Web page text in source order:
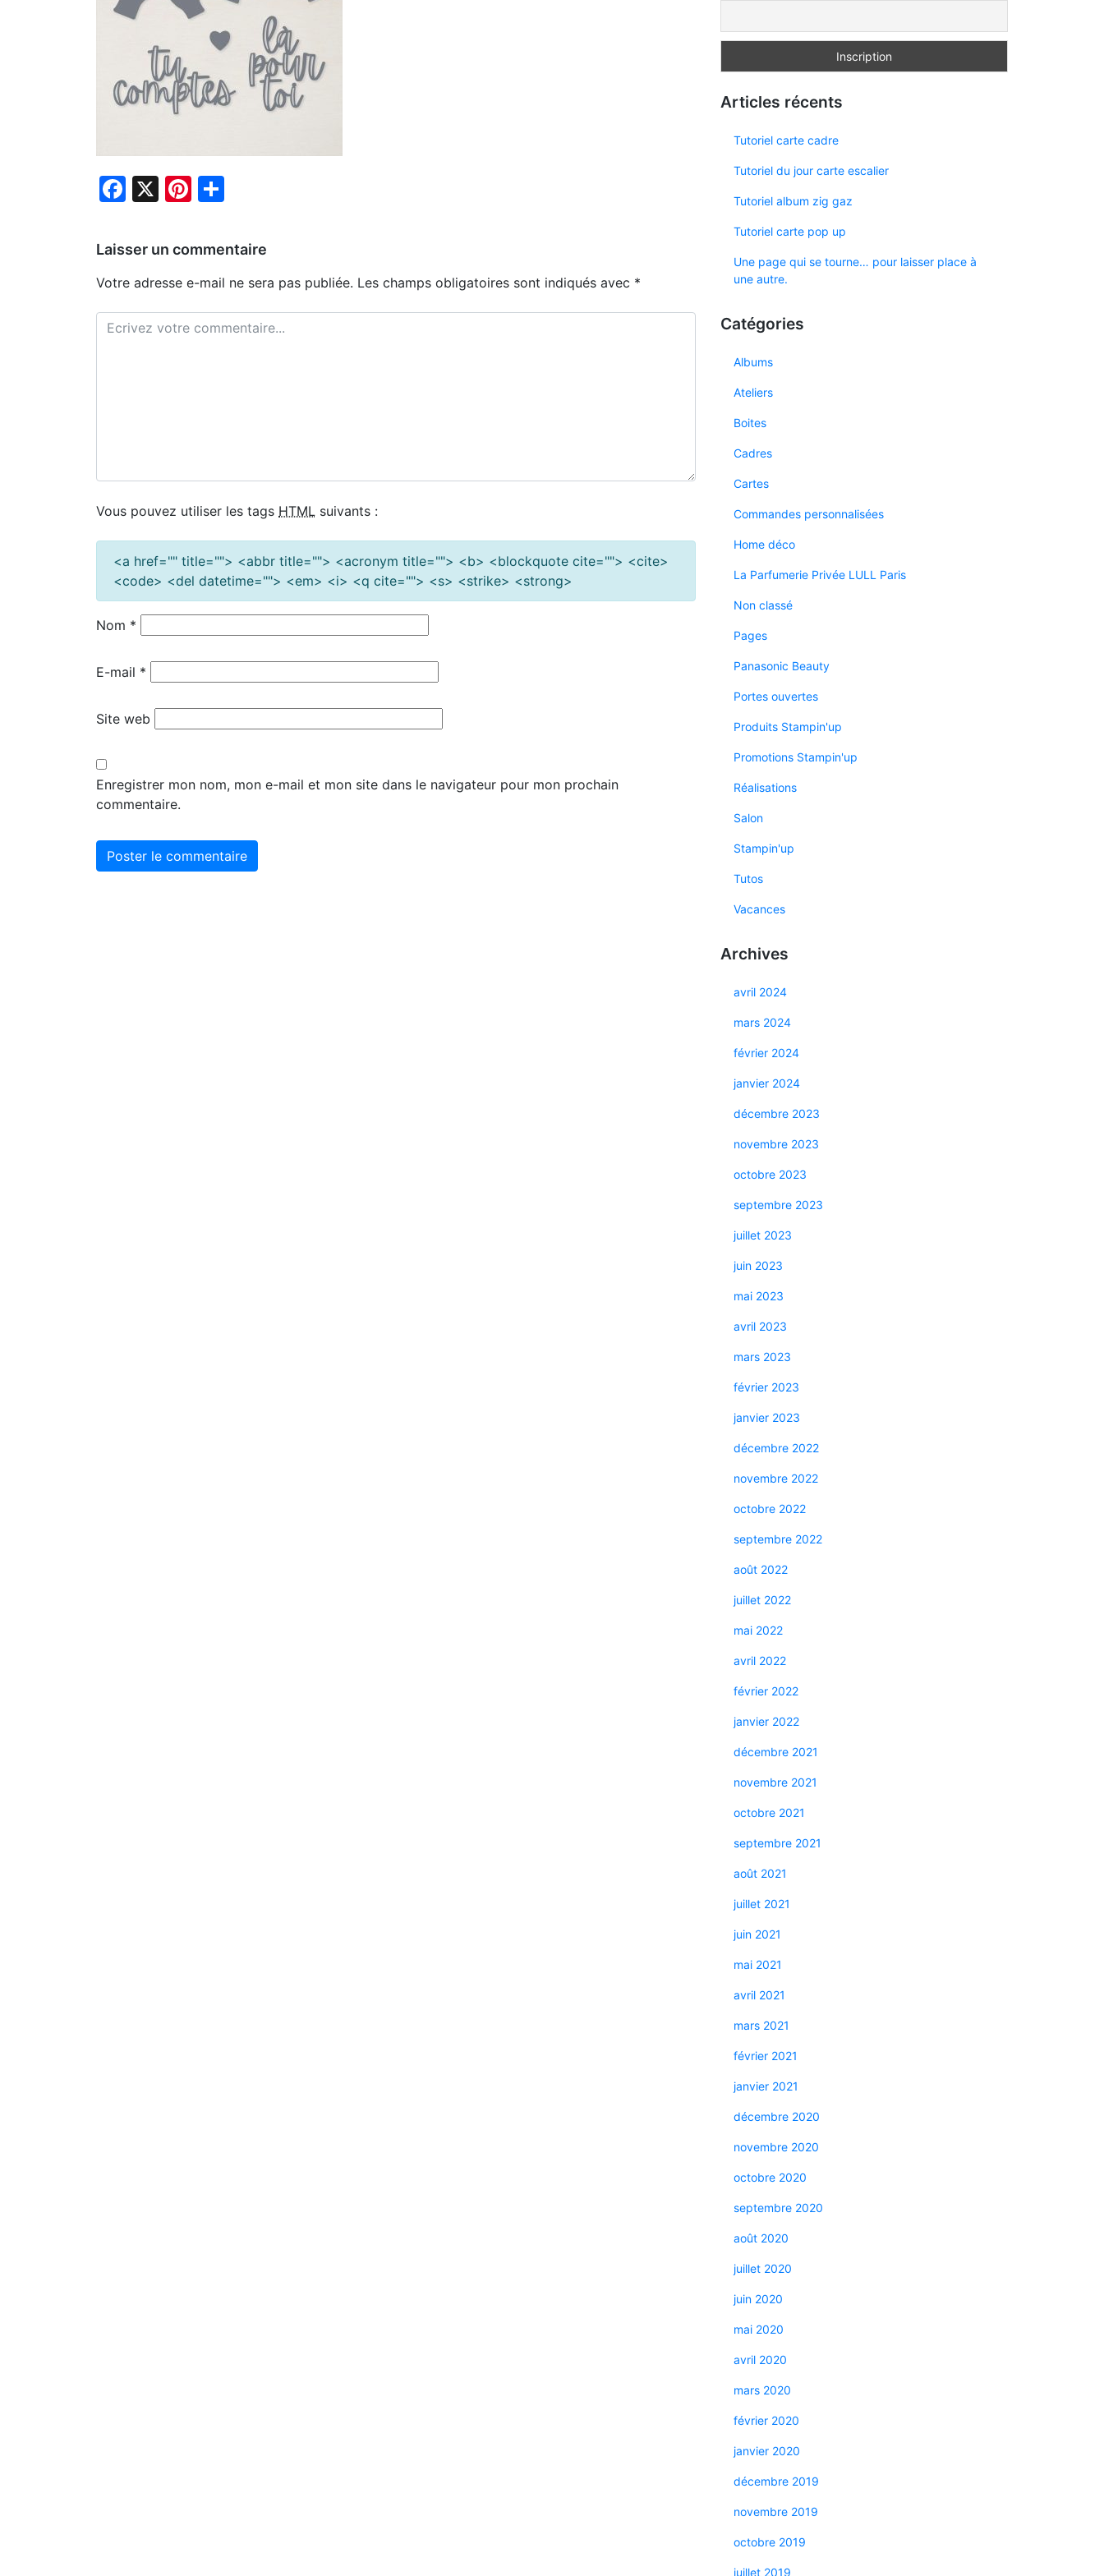
Facebook
X Pinterest
Laisser un commentaire
Votre adresse e-mail ne sera pas publiée. Les champs obligatoires sont indiqués avec *
Vous pouvez utiliser les tags HTML suivants :
<a href="" title=""> <abbr title=""> <acronym title=""> <b> <blockquote cite=""> <cite>
<code> <del datetime=""> <em> <i> <q cite=""> <s> <strike> <strong>
Nom *
E-mail *
Site web
Enregistrer mon nom, mon e-mail et mon site dans le navigateur pour mon prochain
commentaire.
Articles récents
Tutoriel carte cadre
Tutoriel du jour carte escalier
Tutoriel album zig gaz
Tutoriel carte pop up
Une page qui se tourne… pour laisser place à
une autre.
Catégories
Albums
Ateliers
Boites
Cadres
Cartes
Commandes personnalisées
Home déco
La Parfumerie Privée LULL Paris
Non classé
Pages
Panasonic Beauty
Portes ouvertes
Produits Stampin'up
Promotions Stampin'up
Réalisations
Salon
Stampin'up
Tutos
Vacances
Archives
avril 2024
mars 2024
février 2024
janvier 2024
décembre 2023
novembre 2023
octobre 2023
septembre 2023
juillet 2023
juin 2023
mai 2023
avril 2023
mars 2023
février 2023
janvier 2023
décembre 2022
novembre 2022
octobre 2022
septembre 2022
août 2022
juillet 2022
mai 2022
avril 2022
février 2022
janvier 2022
décembre 2021
novembre 2021
octobre 2021
septembre 2021
août 2021
juillet 2021
juin 2021
mai 2021
avril 2021
mars 2021
février 2021
janvier 2021
décembre 2020
novembre 2020
octobre 2020
septembre 2020
août 2020
juillet 2020
juin 2020
mai 2020
avril 2020
mars 2020
février 2020
janvier 2020
décembre 2019
novembre 2019
octobre 2019
juillet 2019